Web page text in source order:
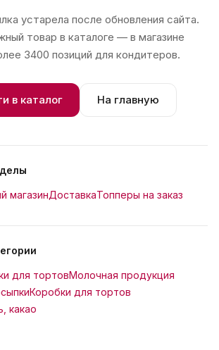
устарела после обновления сайта.
товар в каталоге — в магазине
3400 позиций для кондитеров.
в каталог На главную
магазинДоставкаТопперы на заказ
для тортовМолочная продукция
Коробки для тортов
какао